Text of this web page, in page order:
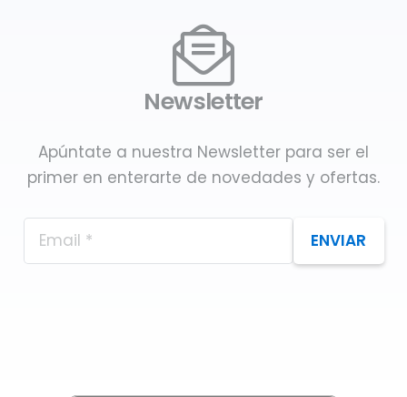
Newsletter
Apúntate a nuestra Newsletter para ser el
primer en enterarte de novedades y ofertas.
ENVIAR